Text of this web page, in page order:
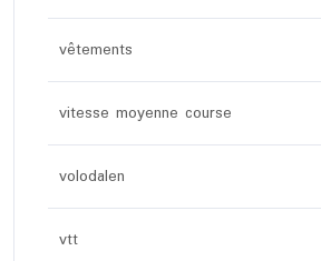
vêtements
vitesse moyenne course
volodalen
vtt